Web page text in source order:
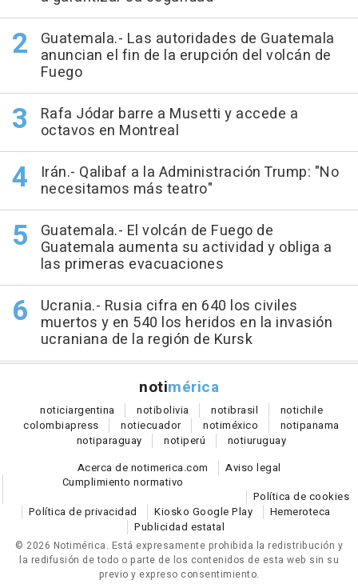
Guatemala.- Las autoridades de Guatemala
anuncian el fin de la erupción del volcán de
Fuego
Rafa Jódar barre a Musetti y accede a
octavos en Montreal
Irán.- Qalibaf a la Administración Trump: "No
necesitamos más teatro"
Guatemala.- El volcán de Fuego de
Guatemala aumenta su actividad y obliga a
las primeras evacuaciones
Ucrania.- Rusia cifra en 640 los civiles
muertos y en 540 los heridos en la invasión
ucraniana de la región de Kursk
notimérica
noticiargentina notibolivia notibrasil notichile
colombiapress notiecuador notiméxico notipanama
notiparaguay notiperú notiuruguay
Acerca de notimerica.com
Aviso legal
Cumplimiento normativo
Política de cookies
Política de privacidad
Kiosko Google Play
Hemeroteca
Publicidad estatal
© 2026 Notimérica. Está expresamente prohibida la redistribución y
la redifusión de todo o parte de los contenidos de esta web sin su
previo y expreso consentimiento.